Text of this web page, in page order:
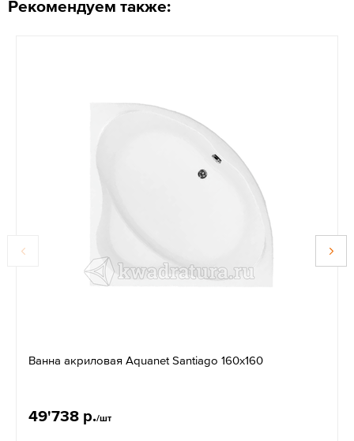
Рекомендуем также:
Ванна акриловая Aquanet Santiago 160х160
49'738 р./шт